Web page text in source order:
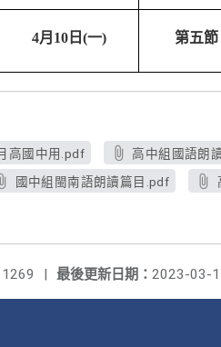
4月10日(一) 第五
高國中用.pdf 高中組國語朗
國中組閩南語朗讀篇目.pdf
最後更新日期： 2023-03-
1269 |